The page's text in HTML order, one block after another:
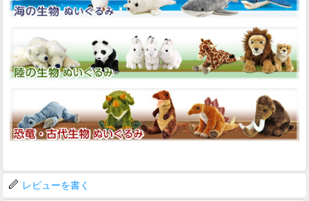
レビューを書く